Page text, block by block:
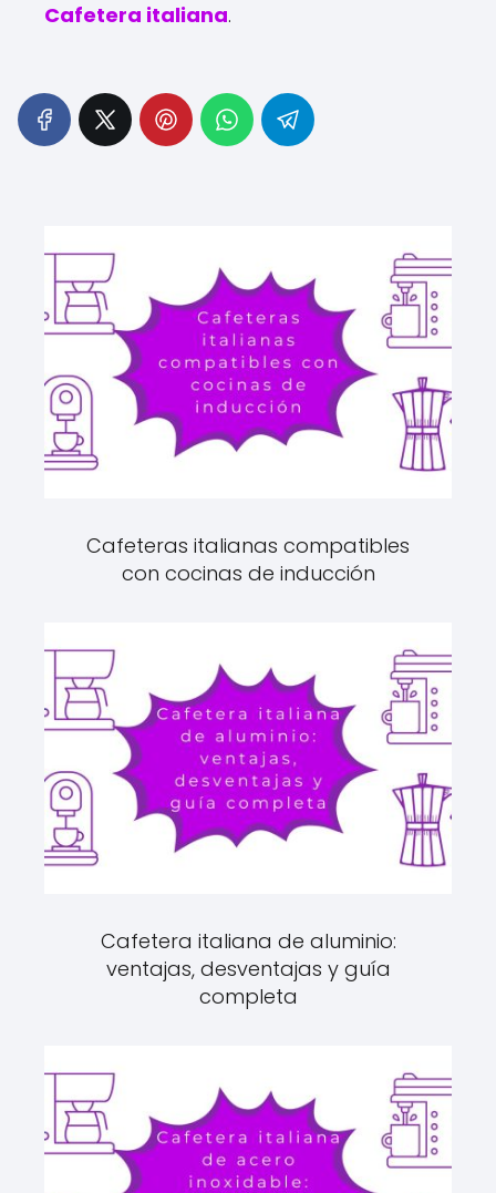
Cafetera italiana.
Cafeteras italianas compatibles
con cocinas de inducción
Cafetera italiana de aluminio:
ventajas, desventajas y guía
completa